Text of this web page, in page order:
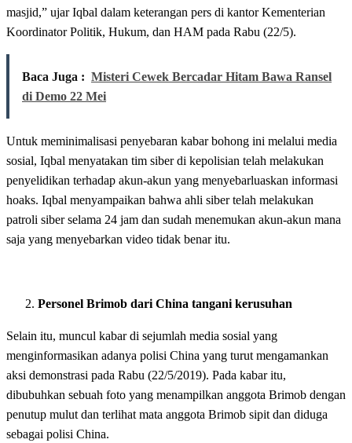
masjid,” ujar Iqbal dalam keterangan pers di kantor Kementerian
Koordinator Politik, Hukum, dan HAM pada Rabu (22/5).
Baca Juga : Misteri Cewek Bercadar Hitam Bawa Ransel
di Demo 22 Mei
Untuk meminimalisasi penyebaran kabar bohong ini melalui media
sosial, Iqbal menyatakan tim siber di kepolisian telah melakukan
penyelidikan terhadap akun-akun yang menyebarluaskan informasi
hoaks. Iqbal menyampaikan bahwa ahli siber telah melakukan
patroli siber selama 24 jam dan sudah menemukan akun-akun mana
saja yang menyebarkan video tidak benar itu.
Personel Brimob dari China tangani kerusuhan
Selain itu, muncul kabar di sejumlah media sosial yang
menginformasikan adanya polisi China yang turut mengamankan
aksi demonstrasi pada Rabu (22/5/2019). Pada kabar itu,
dibubuhkan sebuah foto yang menampilkan anggota Brimob dengan
penutup mulut dan terlihat mata anggota Brimob sipit dan diduga
sebagai polisi China.